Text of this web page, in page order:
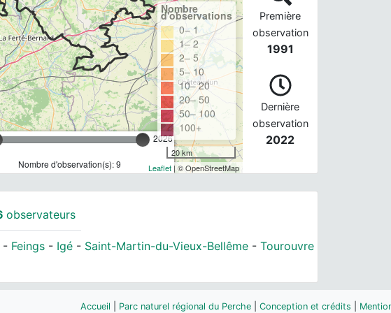
2026
Nombre d'observation(s): 9
Nombre
d'observations
0– 1
1– 2
2– 5
5– 10
10– 20
20– 50
50– 100
100+
20 km
Leaflet| © OpenStreetMap
Première
observation
1991
Dernière
observation
2022
observateurs
- Feings - Igé - Saint-Martin-du-Vieux-Bellême - Tourouvre
Accueil Parc naturel régional du Perche Conception et crédits